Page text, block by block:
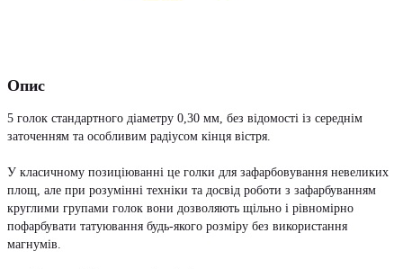
Опис
5 голок стандартного діаметру 0,30 мм, без відомості із середнім
заточенням та особливим радіусом кінця вістря.
У класичному позиціюванні це голки для зафарбовування невеликих
площ, але при розумінні техніки та досвід роботи з зафарбуванням
круглими групами голок вони дозволяють щільно і рівномірно
пофарбувати татуювання будь-якого розміру без використання
магнумів.